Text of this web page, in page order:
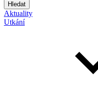
Hledat
Aktuality
Utkání